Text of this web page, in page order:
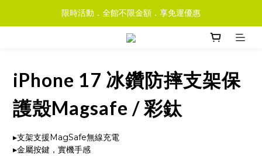
限時活動．全館不限金額．享免運優惠
iPhone 17 冰鑽防摔支架保
護殼Magsafe / 彩鈦
▸支架支援MagSafe無線充電
▸金屬按鍵，實機手感